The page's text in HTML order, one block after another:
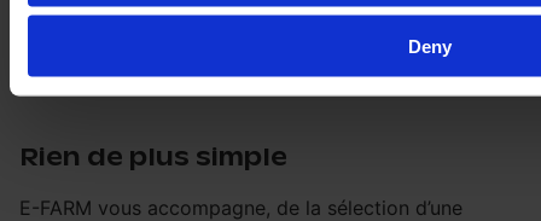
Deny
Rien de plus simple
E-FARM vous accompagne, de la sélection d’une